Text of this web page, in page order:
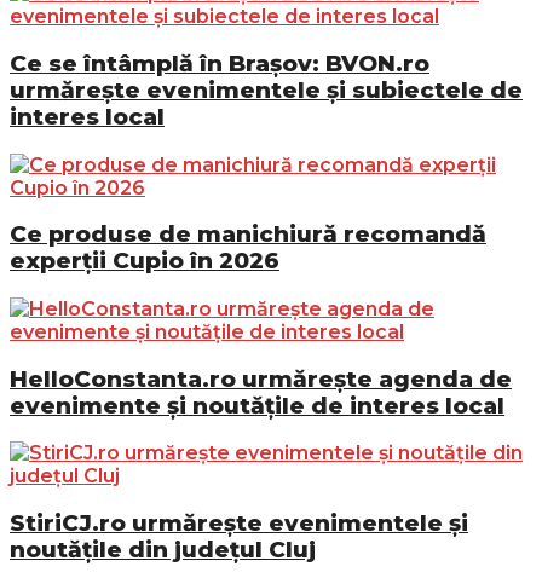
Ce se întâmplă în Brașov: BVON.ro
urmărește evenimentele și subiectele de
interes local
Ce produse de manichiură recomandă
experții Cupio în 2026
HelloConstanta.ro urmărește agenda de
evenimente și noutățile de interes local
StiriCJ.ro urmărește evenimentele și
noutățile din județul Cluj